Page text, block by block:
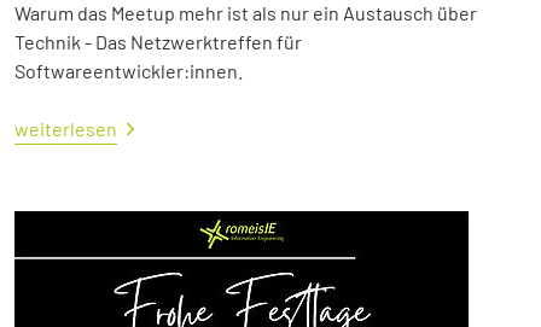
Warum das Meetup mehr ist als nur ein Austausch über
Technik - Das Netzwerktreffen für
Softwareentwickler:innen.
weiterlesen